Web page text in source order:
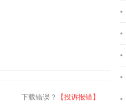
下载错误？ 【投诉报错】